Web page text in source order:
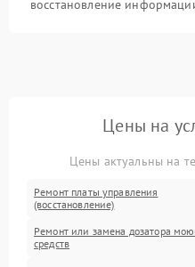
восстановление
Цены на
Цены актуальны на
Ремонт платы управления
(восстановление)
Ремонт или замена дозатора
средств